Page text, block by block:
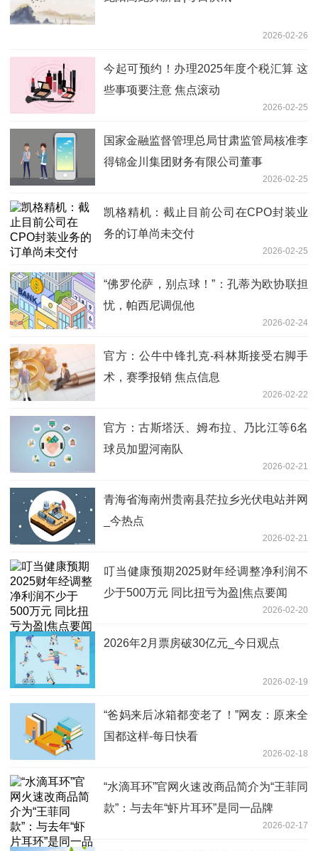
2026-02-26
今起可预约！办理2025年度个税汇算 这
些事项要注意 焦点滚动
2026-02-25
国家金融监督管理总局甘肃监管局核准李
得锦金川集团财务有限公司董事
2026-02-25
凯格精机：截止目前公司在CPO封装业
务的订单尚未交付
2026-02-25
“佛罗伦萨，别点球！”：孔蒂为欧协联担
忧，帕西尼调侃他
2026-02-24
官方：公牛中锋扎克-科林斯接受右脚手
术，赛季报销 焦点信息
2026-02-22
官方：古斯塔沃、姆布拉、乃比江等6名
球员加盟河南队
2026-02-21
青海省海南州贵南县茫拉乡光伏电站并网
_今热点
2026-02-21
叮当健康预期2025财年经调整净利润不
少于500万元 同比扭亏为盈|焦点要闻
2026-02-20
2026年2月票房破30亿元_今日观点
2026-02-19
“爸妈来后冰箱都变老了！”网友：原来全
国都这样-每日快看
2026-02-18
“水滴耳环”官网火速改商品简介为“王菲同
款”：与去年“虾片耳环”是同一品牌
2026-02-17